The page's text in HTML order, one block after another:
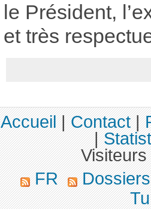
le Président,
et très
Accueil|Contact|
|
FR